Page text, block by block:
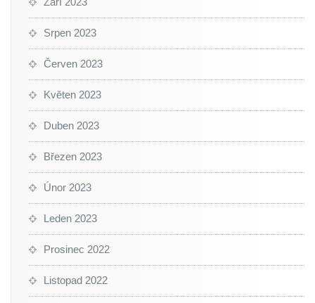
Srpen 2023
Červen 2023
Květen 2023
Duben 2023
Březen 2023
Únor 2023
Leden 2023
Prosinec 2022
Listopad 2022